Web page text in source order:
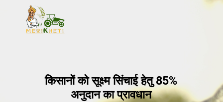
किसानों को सूक्ष्म सिंचाई हेतु 85%
अनुदान का प्रावधान